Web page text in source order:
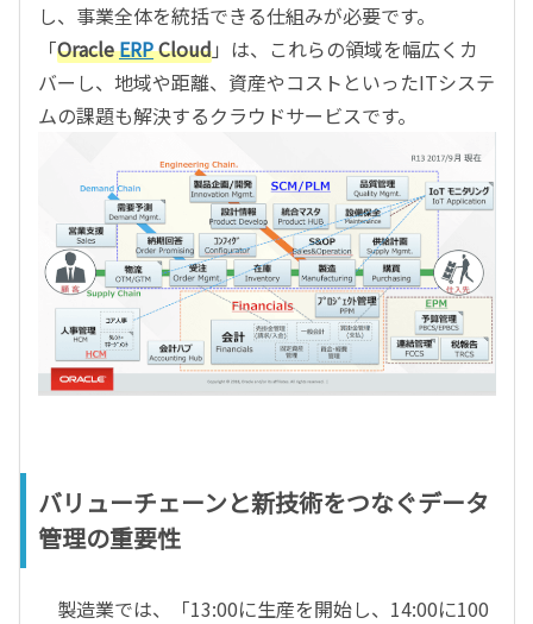
し、事業全体を統括できる仕組みが必要です。
「OracleERPCloud」は、これらの領域を幅広くカ
バーし、地域や距離、資産やコストといったITシステ
ムの課題も解決するクラウドサービスです。
バリューチェーンと新技術をつなぐデータ
管理の重要性
製造業では、「13:00に生産を開始し、14:00に100